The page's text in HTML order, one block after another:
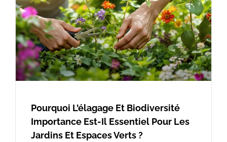
Pourquoi L’élagage Et Biodiversité
Importance Est-Il Essentiel Pour Les
Jardins Et Espaces Verts ?